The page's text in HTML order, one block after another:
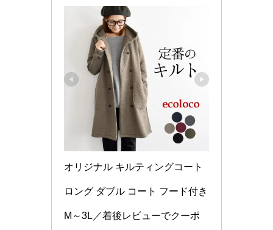
オリジナル キルティングコート
ロング ダブル コート フード付き
M～3L／着後レビューでクーポ